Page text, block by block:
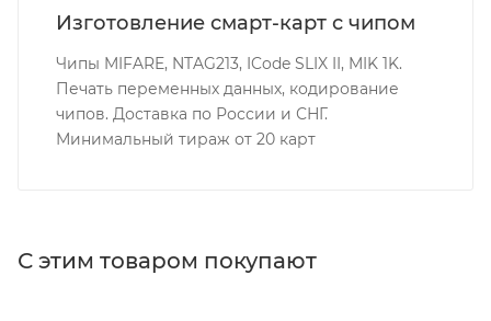
Изготовление смарт-карт с чипом
Чипы MIFARE, NTAG213, ICode SLIX II, MIK 1K.
Печать переменных данных, кодирование
чипов. Доставка по России и СНГ.
Минимальный тираж от 20 карт
С этим товаром покупают